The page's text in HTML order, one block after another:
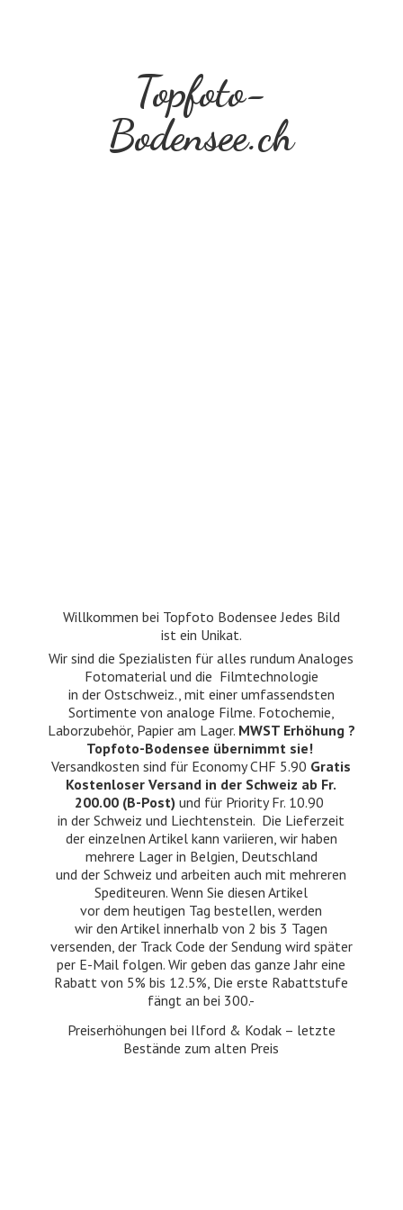
Topfoto-
Bodensee.ch
Willkommen bei Topfoto Bodensee Jedes Bild
ist ein Unikat.
Wir sind die Spezialisten für alles rundum Analoges
Fotomaterial und die Filmtechnologie
in der Ostschweiz., mit einer umfassendsten
Sortimente von analoge Filme. Fotochemie,
Laborzubehör, Papier am Lager. MWST Erhöhung ?
Topfoto-Bodensee übernimmt sie!
Versandkosten sind für Economy CHF 5.90 Gratis
Kostenloser Versand in der Schweiz ab Fr.
200.00 (B-Post) und für Priority Fr. 10.90
in der Schweiz und Liechtenstein. Die Lieferzeit
der einzelnen Artikel kann variieren, wir haben
mehrere Lager in Belgien, Deutschland
und der Schweiz und arbeiten auch mit mehreren
Spediteuren. Wenn Sie diesen Artikel
vor dem heutigen Tag bestellen, werden
wir den Artikel innerhalb von 2 bis 3 Tagen
versenden, der Track Code der Sendung wird später
per E-Mail folgen. Wir geben das ganze Jahr eine
Rabatt von 5% bis 12.5%, Die erste Rabattstufe
fängt an bei 300.-
Preiserhöhungen bei Ilford & Kodak – letzte
Bestände zumalten Preis